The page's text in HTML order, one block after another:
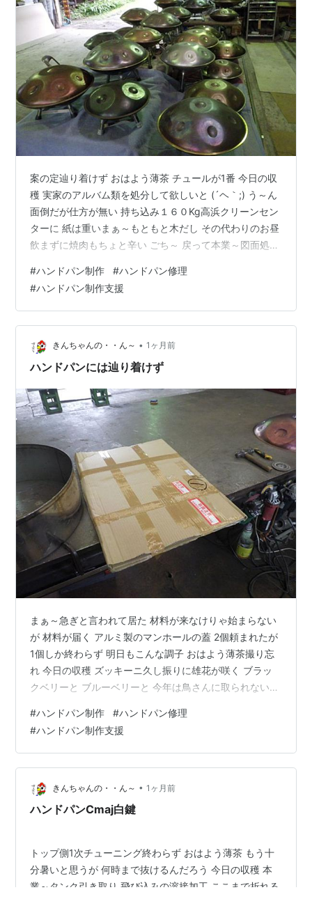
案の定辿り着けず おはよう薄茶 チュールが1番 今日の収
穫 実家のアルバム類を処分して欲しいと (´ヘ｀;) う～ん
面倒だが仕方が無い 持ち込み１６０Kg高浜クリーンセン
ターに 紙は重いまぁ～もともと木だし その代わりのお昼
飲まずに焼肉もちょと辛い ごち～ 戻って本業～図面処理
ん角の蓋 こっちは昨日の続き アルミのマンホール 帰ろ
う何か疲れた 増水していて溜まりの鯉の姿は無い 何処か
に避難して居るのか？ カラスは降りて来ないし 空模様は
不穏だし ～☆。.:*:・'゜ヽ( ´ー`)ノ んじゃ まったね～♪
#ハンドパン制作 #ハンドパン修理
#ハンドパン制作支援
きんちゃんの・・ん～ • 1ヶ月前
ハンドパンには辿り着けず
まぁ～急ぎと言われて居た 材料が来なけりゃ始まらない
が 材料が届く アルミ製のマンホールの蓋 2個頼まれたが
1個しか終わらず 明日もこんな調子 おはよう薄茶撮り忘
れ 今日の収穫 ズッキーニ久し振りに雄花が咲く ブラッ
クベリーと ブルーベリーと 今年は鳥さんに取られない様
して欲しいと 何事も無く着く事も枯れる事も 帰ろう 昨
晩の雨は凄かった様で そこいら辺中水浸し 珍しい 溜ま
りの鯉と 増水していて溺れて居る様だ カラス ～
☆。.:*:・'゜ヽ( ´ー`)ノ んじゃ まったね～♪
#ハンドパン制作 #ハンドパン修理
#ハンドパン制作支援
きんちゃんの・・ん～ • 1ヶ月前
ハンドパンCmaj白鍵